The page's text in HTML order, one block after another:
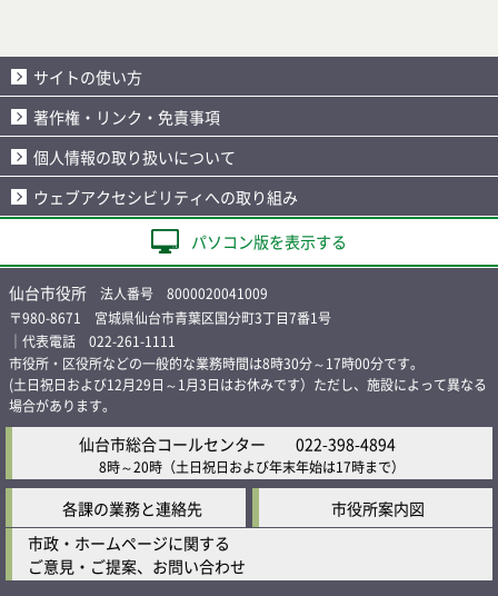
サイトの使い方
著作権・リンク・免責事項
個人情報の取り扱いについて
ウェブアクセシビリティへの取り組み
パソコン版を表示する
仙台市役所 法人番号 8000020041009
〒980-8671 宮城県仙台市青葉区国分町3丁目7番1号
｜代表電話 022-261-1111
市役所・区役所などの一般的な業務時間は8時30分～17時00分です。
(土日祝日および12月29日～1月3日はお休みです）ただし、施設によって異なる
場合があります。
仙台市総合コールセンター 022-398-4894
8時～20時 （土日祝日および年末年始は17時まで）
各課の業務と連絡先
市役所案内図
市政・ホームページに関する
ご意見・ご提案、お問い合わせ